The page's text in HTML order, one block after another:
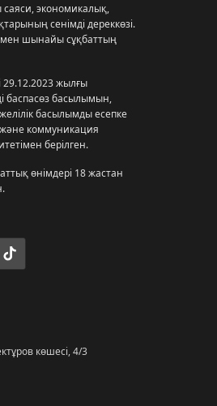
саяси, экономикалық,
сенімді дереккөзі.
мен шынайы сұқбаттың
29.12.2023 жылғы
баспасөз басылымын,
басылымды есепке
және коммуникация
берілген.
өнімдері 18 жастан
көшесі, 4/3